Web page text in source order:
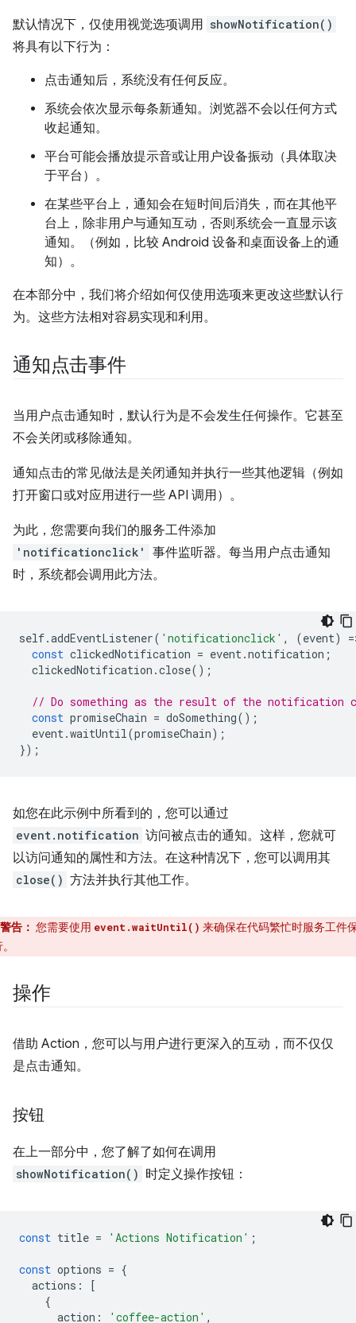
默认情况下，仅使用视觉选项调用 showNotification()
将具有以下行为：
点击通知后，系统没有任何反应。
系统会依次显示每条新通知。浏览器不会以任何方式
收起通知。
平台可能会播放提示音或让用户设备振动（具体取决
于平台）。
在某些平台上，通知会在短时间后消失，而在其他平
台上，除非用户与通知互动，否则系统会一直显示该
通知。（例如，比较 Android 设备和桌面设备上的通
知）。
在本部分中，我们将介绍如何仅使用选项来更改这些默认行
为。这些方法相对容易实现和利用。
通知点击事件
当用户点击通知时，默认行为是不会发生任何操作。它甚至
不会关闭或移除通知。
通知点击的常见做法是关闭通知并执行一些其他逻辑（例如
打开窗口或对应用进行一些 API 调用）。
为此，您需要向我们的服务工件添加
'notificationclick'
事件监听器。每当用户点击通知
时，系统都会调用此方法。
self.addEventListener( 'notificationclick' , (event) =
const clickedNotification = event.notification ;
clickedNotification .close();
// Do something as the result of the notification
const promiseChain = doSomething();
event.waitUntil(promiseChain);
});
如您在此示例中所看到的，您可以通过
event.notification 访问被点击的通知。这样，您就可
以访问通知的属性和方法。在这种情况下，您可以调用其
close() 方法并执行其他工作。
警告： 您需要使用 event.waitUntil() 来确保在代码繁忙时服务工件
操作
借助 Action，您可以与用户进行更深入的互动，而不仅仅
是点击通知。
按钮
在上一部分中，您了解了如何在调用
showNotification() 时定义操作按钮：
const title = 'Actions Notification' ;
const options = {
actions :
[
{
action : 'coffee-action' ,